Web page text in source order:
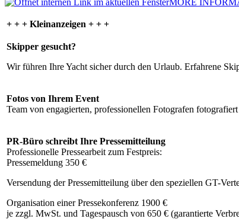
+ + + Kleinanzeigen + + +
Skipper gesucht?
Wir führen Ihre Yacht sicher durch den Urlaub. Erfahrene
Fotos von Ihrem Event
Team von engagierten, professionellen Fotografen
PR-Büro schreibt Ihre Pressemitteilung
Professionelle Pressearbeit zum Festpreis:
Pressemeldung 350 €
Versendung der Pressemitteilung über den speziellen GT-
Organisation einer Pressekonferenz 1900 €
je zzgl. MwSt. und Tagespausch von 650 € (garantierte